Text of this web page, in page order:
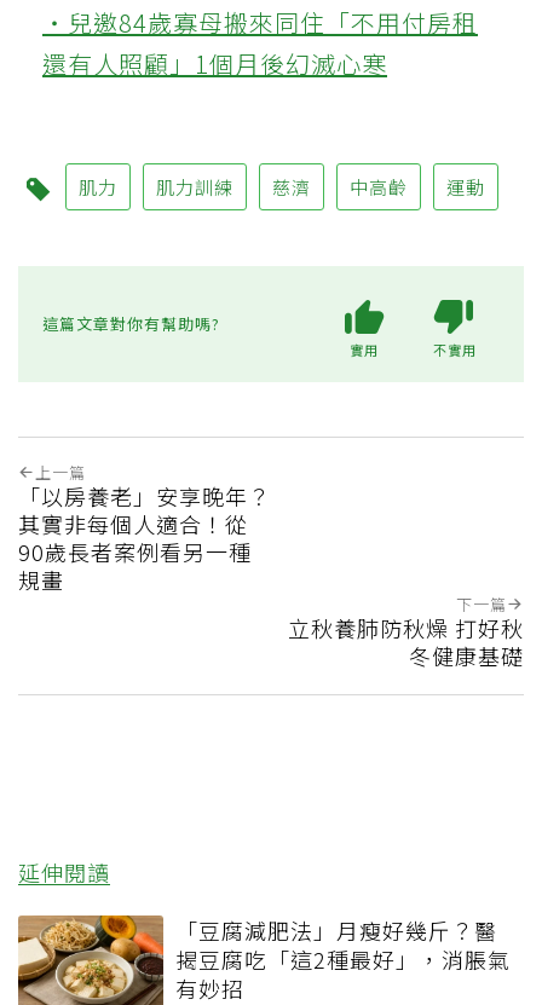
‧兒邀84歲寡母搬來同住「不用付房租
還有人照顧」1個月後幻滅心寒
肌力 肌力訓練 慈濟 中高齡 運動
這篇文章對你有幫助嗎?
實用 不實用
上一篇
「以房養老」安享晚年？
其實非每個人適合！從
90歲長者案例看另一種
規畫
下一篇
立秋養肺防秋燥 打好秋
冬健康基礎
延伸閱讀
「豆腐減肥法」月瘦好幾斤？醫
揭豆腐吃「這2種最好」，消脹氣
有妙招